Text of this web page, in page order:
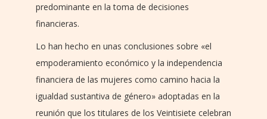
predominante en la toma de decisiones
financieras.
Lo han hecho en unas conclusiones sobre «el
empoderamiento económico y la independencia
financiera de las mujeres como camino hacia la
igualdad sustantiva de género» adoptadas en la
reunión que los titulares de los Veintisiete celebran